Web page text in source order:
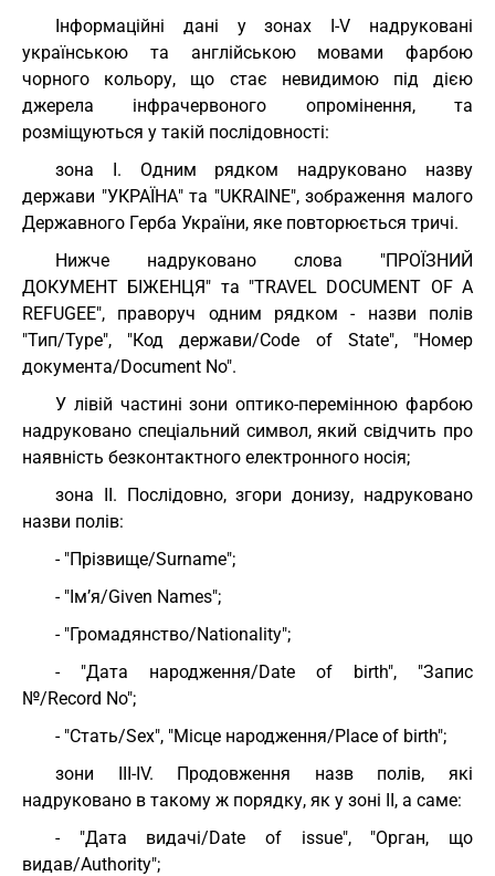
Інформаційні дані у зонах I-V надруковані
українською та англійською мовами фарбою
чорного кольору, що стає невидимою під дією
джерела інфрачервоного опромінення, та
розміщуються у такій послідовності:
зона I. Одним рядком надруковано назву
держави "УКРАЇНА" та "UKRAINE", зображення малого
Державного Герба України, яке повторюється тричі.
Нижче надруковано слова "ПРОЇЗНИЙ
ДОКУМЕНТ БІЖЕНЦЯ" та "TRAVEL DOCUMENT OF A
REFUGEE", праворуч одним рядком - назви полів
"Тип/Type", "Код держави/Code of State", "Номер
документа/Document No".
У лівій частині зони оптико-перемінною фарбою
надруковано спеціальний символ, який свідчить про
наявність безконтактного електронного носія;
зона II. Послідовно, згори донизу, надруковано
назви полів:
- "Прізвище/Surname";
- "Ім’я/Given Names";
- "Громадянство/Nationality";
- "Дата народження/Date of birth", "Запис
№/Record No";
- "Стать/Sex", "Місце народження/Place of birth";
зони III-IV. Продовження назв полів, які
надруковано в такому ж порядку, як у зоні II, а саме:
- "Дата видачі/Date of issue", "Орган, що
видав/Authority";